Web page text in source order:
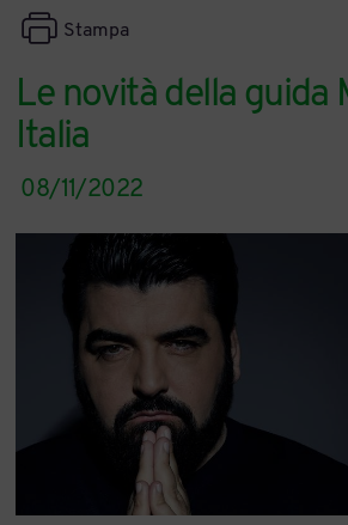
Le novità della guida
Italia
Stampa
08/11/2022